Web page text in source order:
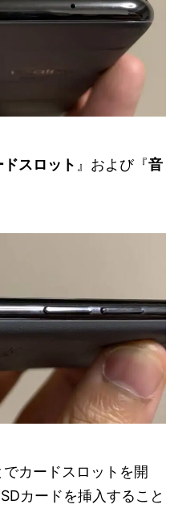
ドスロット 』および『音
カードスロットを開
カードを挿入すること